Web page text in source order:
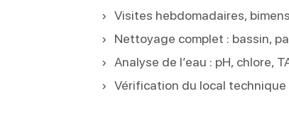
Visites hebdomadaires,
Nettoyage complet : bassin,
Analyse de l’eau : pH, chlore,
Vérification du local